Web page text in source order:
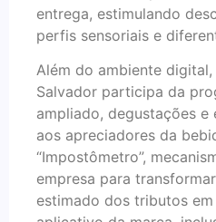
entrega, estimulando
perfis sensoriais e
Além do ambiente
Salvador participa da
ampliado, degustações
aos apreciadores da
“Impostômetro”,
empresa para
estimado dos tributos